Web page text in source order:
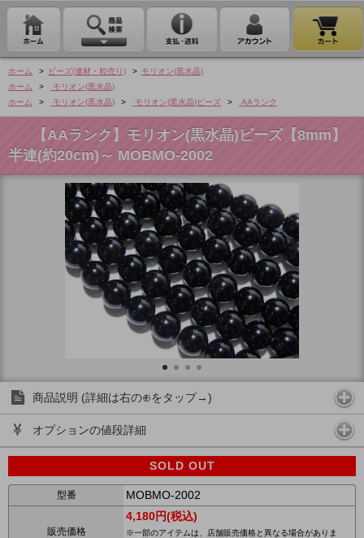
ホーム > ビーズ(連材・粒売り) > モリオン(黒水晶)
ホーム
>
モリオン(黒水晶)
ホーム
> モリオン(黒水晶) > モリオン(黒水晶)ビーズ > AAランク
【AAランク】モリオン(黒水晶)ビーズ【8mm】
半連(約20cm)～ MOBMO-2002
商品説明 (詳細は右の⊕をタップ→)
オプションの値段詳細
SOLD OUT
型番 MOBMO-2002
販売価格
4,180円(税込)
※一部のアイテムは、店舗販売価格と異なる場合がありま